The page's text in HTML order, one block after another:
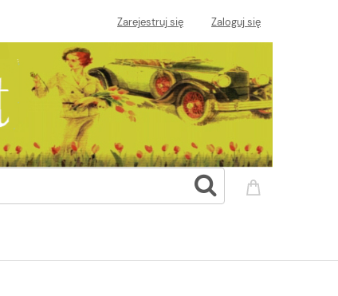
Zarejestruj się Zaloguj się